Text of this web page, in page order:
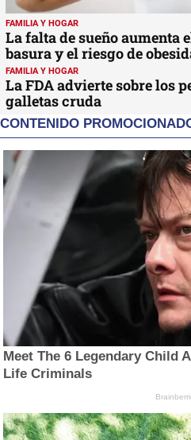
FAMILIA Y HOGAR
La falta de sueño aumenta
basura y el riesgo de
FAMILIA Y HOGAR
La FDA advierte sobre los
galletas cruda
CONTENIDO
Meet The 6 Legendary Child
Life Criminals